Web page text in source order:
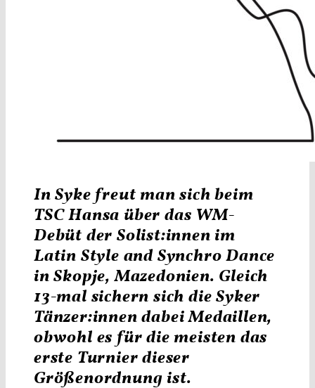
In Syke freut man sich beim
TSC Hansa über das WM-
Debüt derSolist:innen im
Latin Style and Synchro Dance
inSkopje, Mazedonien. Gleich
13-mal sichern sich dieSyker
Tänzer:innen dabei Medaillen,
obwohl es für die meisten das
erste Turnier dieser
Größenordnung ist.